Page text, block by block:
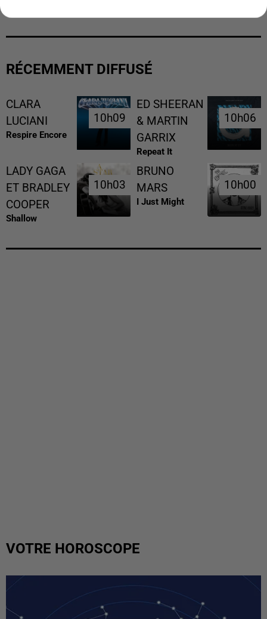
RÉCEMMENT DIFFUSÉ
CLARA
LUCIANI
Respire Encore
10h09
10h09
ED SHEERAN
& MARTIN
GARRIX
Repeat It
10h06
10h06
LADY GAGA
ET BRADLEY
COOPER
Shallow
10h03
10h03
BRUNO
MARS
I Just Might
10h00
10h00
VOTRE HOROSCOPE